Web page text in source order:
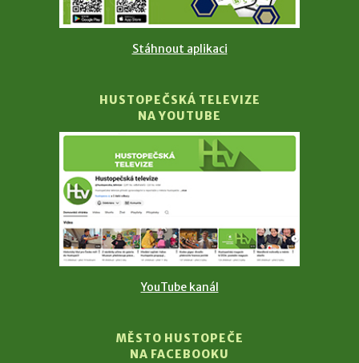
Stáhnout aplikaci
HUSTOPEČSKÁ TELEVIZE
NA YOUTUBE
YouTube kanál
MĚSTO HUSTOPEČE
NA FACEBOOKU